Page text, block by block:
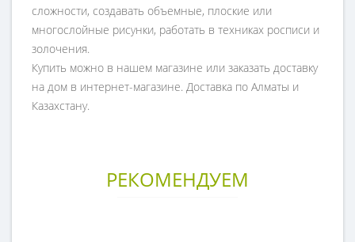
сложности, создавать объемные, плоские или
многослойные рисунки, работать в техниках росписи и
золочения.
Купить можно в нашем магазине или заказать доставку
на дом в интернет-магазине. Доставка по Алматы и
Казахстану.
РЕКОМЕНДУЕМ